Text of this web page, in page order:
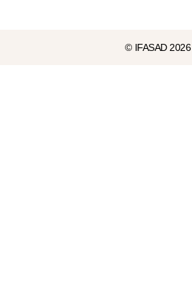
© IFASAD 2026